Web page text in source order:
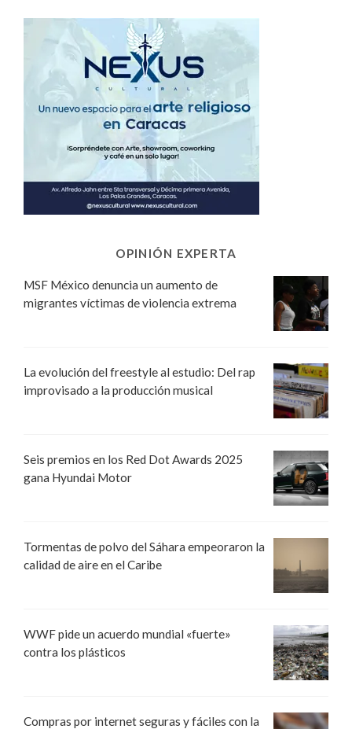
OPINIÓN EXPERTA
MSF México denuncia un aumento de
migrantes víctimas de violencia extrema
La evolución del freestyle al estudio: Del rap
improvisado a la producción musical
Seis premios en los Red Dot Awards 2025
gana Hyundai Motor
Tormentas de polvo del Sáhara empeoraron la
calidad de aire en el Caribe
WWF pide un acuerdo mundial «fuerte»
contra los plásticos
Compras por internet seguras y fáciles con la